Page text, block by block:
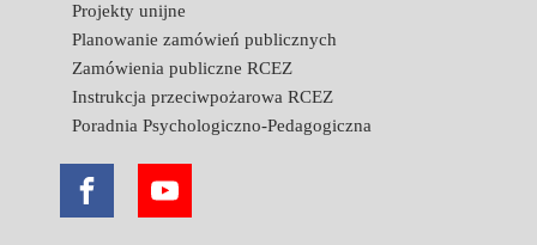
Projekty unijne
Planowanie zamówień publicznych
Zamówienia publiczne RCEZ
Instrukcja przeciwpożarowa RCEZ
Poradnia Psychologiczno-Pedagogiczna